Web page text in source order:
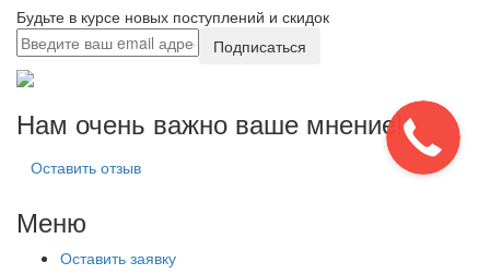
Будьте в курсе новых поступлений и скидок
Подписаться
Нам очень важно ваше мнение!
Оставить отзыв
Меню
Оставить заявку